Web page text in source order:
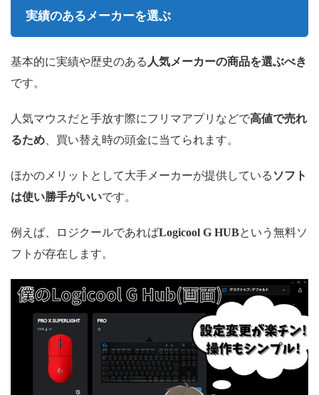
実績のあるメーカーを選ぶ
基本的に実績や歴史のある 人気メーカーの商品を選ぶべき
です。
人気マウスだと手放す際にフリマアプリなどで高値で売れ
るため、買い替え時の頭金に当てられます。
ほかのメリットとして大手メーカーが提供している ソフト
は使い勝手がいいです。
例えば、ロジクールであればLogicool G HUBという無料ソ
フトが存在します。